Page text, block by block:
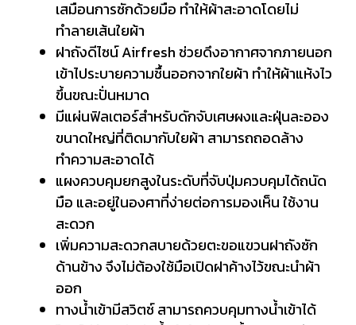
เสมือนการซักด้วยมือ ทำให้ผ้าสะอาดโดยไม่
ทำลายเส้นใยผ้า
ฝาถังดีไซน์ Airfresh ช่วยดึงอากาศจากภายนอก
เข้าไประบายความชื้นออกจากใยผ้า ทำให้ผ้าแห้งไว
ขึ้นขณะปั่นหมาด
มีแผ่นฟิลเตอร์สำหรับดักจับเศษผงและฝุ่นละออง
ขนาดใหญ่ที่ติดมากับใยผ้า สามารถถอดล้าง
ทำความสะอาดได้
แผงควบคุมยกสูงในระดับที่จับปุ่มควบคุมได้ถนัด
มือ และอยู่ในองศาที่ง่ายต่อการมองเห็น ใช้งาน
สะดวก
เพิ่มความสะดวกสบายด้วยตะขอแขวนฝาถังซัก
ด้านข้าง จึงไม่ต้องใช้มือเปิดฝาค้างไว้ขณะนำผ้า
ออก
ทางน้ำเข้ามีสวิตช์ สามารถควบคุมทางน้ำเข้าได้